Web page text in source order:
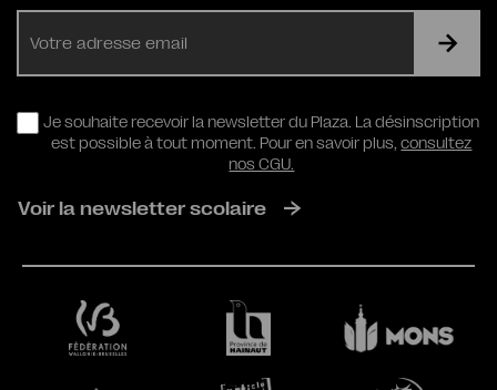
RGPD
Je souhaite recevoir la newsletter du Plaza. La désinscription
est possible à tout moment. Pour en savoir plus,consultez
nos CGU.
Voir la newsletter scolaire